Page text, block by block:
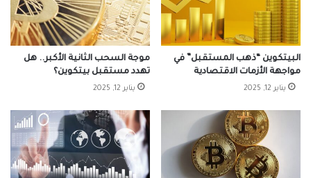
موجة السحب الثانية الأكبر.. هل
تهدد مستقبل بيتكوين؟
يناير 12, 2025
البيتكوين “ذهب المستقبل” في
مواجهة الأزمات الاقتصادية
يناير 12, 2025